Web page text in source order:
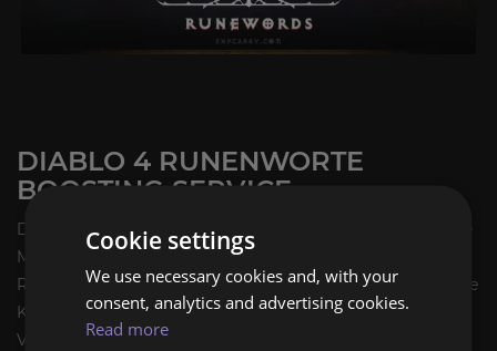
DIABLO 4 RUNENWORTE
BOOSTING SERVICE
Der Diablo 4 Runenworte Boost Service bietet Spielern die
Möglichkeit, mächtige Runenwörter zu erhalten, indem
Ritualrunen und Anrufungsrunen kombiniert werden. Diese
Kombinationen schalten einzigartige Fähigkeiten und
Verstärkungen frei und verbessern die Leistung Ihres
Cookie settings
We use necessary cookies and, with your
consent, analytics and advertising cookies.
Read more